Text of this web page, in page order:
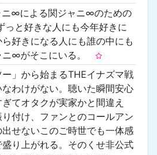
∞による関ジャニ∞のための
っと好きな人にも今年好きに
好きになる人にも誰の中にも
∞がそこにいる。
」から始まるTHEイナズマ戦
わけがない。聴いた瞬間安心
てオタクが実家かと間違え
付け、ファンとのコールアン
出せないこのご時世でも一体感
り上がれる。そのくせ非公式